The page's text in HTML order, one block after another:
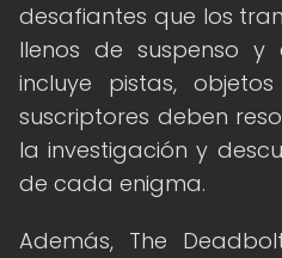
desafiantes que los
llenos de suspenso y
incluye pistas,
suscriptores deben
la investigación y
de cada enigma.
Además, The